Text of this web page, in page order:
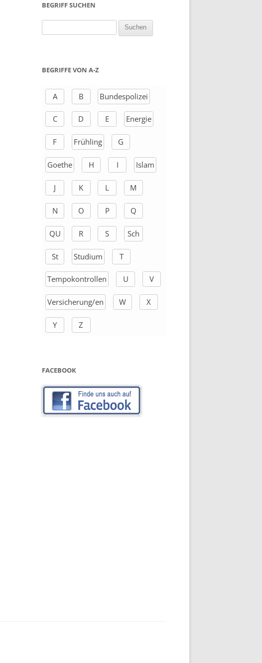
BEGRIFF SUCHEN
h
h
BEGRIFFE VON A-Z
A B Bundespolizei
C D E Energie
F Frühling G
Goethe H I Islam
J K L M
N O P Q
QU R S Sch
St Studium T
Tempokontrollen U V
Versicherung/en W X
Y Z
FACEBOOK